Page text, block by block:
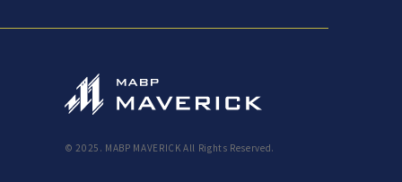
© 2025. MABP MAVERICK All Rights Reserved.